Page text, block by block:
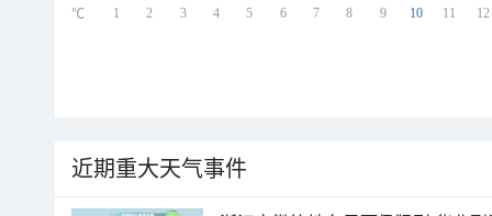
1 2 3 4 5 6 7 8 9 10 11 12
℃
近期重大天气事件